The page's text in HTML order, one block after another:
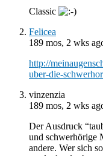
Classic
Felicea
189 mos, 2 wks
http://
uber-die-
vinzenzia
189 mos, 2 wks
Der Ausdruck
und schwerhörige
andere. Wer sich